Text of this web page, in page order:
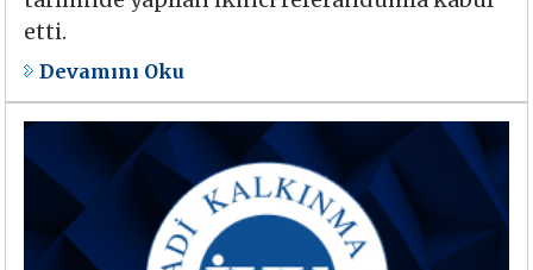
etti.
Devamını Oku